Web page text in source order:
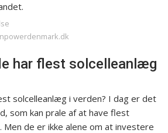
har flest solcelleanlæg
solcelleanlæg i verden? I dag er det
som kan prale af at have flest
de er ikke alene om at investere